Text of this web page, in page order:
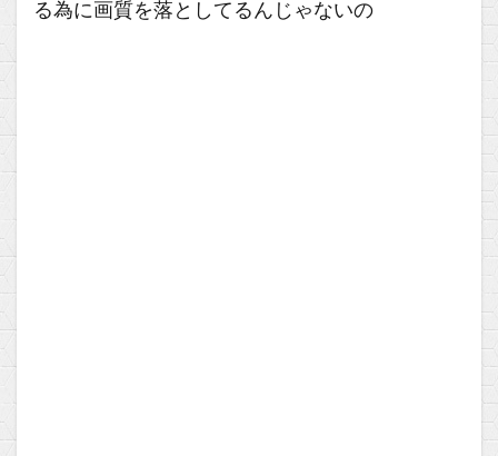
る為に画質を落としてるんじゃないの